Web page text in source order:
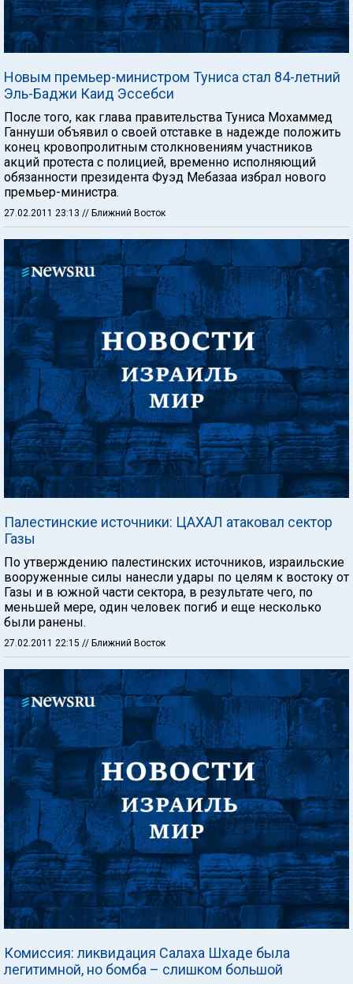
Новым премьер-министром Туниса стал 84-летний
Эль-Баджи Каид Эссебси
После того, как глава правительства Туниса Мохаммед
Ганнуши объявил о своей отставке в надежде положить
конец кровопролитным столкновениям участников
акций протеста с полицией, временно исполняющий
обязанности президента Фуэд Мебазаа избрал нового
премьер-министра.
27.02.2011 23:13 // Ближний Восток
Палестинские источники: ЦАХАЛ атаковал сектор
Газы
По утверждению палестинских источников, израильские
вооруженные силы нанесли удары по целям к востоку от
Газы и в южной части сектора, в результате чего, по
меньшей мере, один человек погиб и еще несколько
были ранены.
27.02.2011 22:15 // Ближний Восток
Комиссия: ликвидация Салаха Шхаде была
легитимной, но бомба – слишком большой